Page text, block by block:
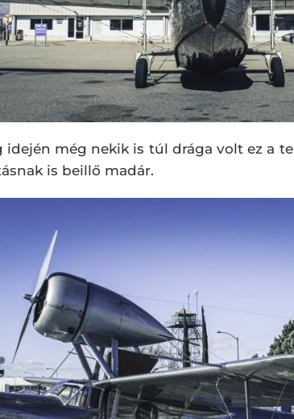
idején még nekik is túl drága volt ez a
is beillő madár.